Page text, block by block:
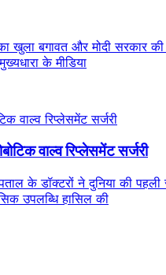
खुला बगावत और मोदी
के मीडिया
वाल्व रिप्लेसमेंट सर्जरी
के डॉक्टरों ने दुनिया की
उपलब्धि हासिल की